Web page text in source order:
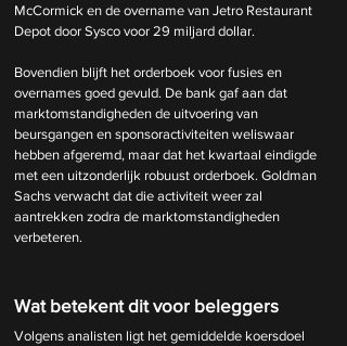
McCormick en de overname van Jetro Restaurant
Depot door Sysco voor 29 miljard dollar.
Bovendien blijft het orderboek voor fusies en
overnames goed gevuld. De bank gaf aan dat
marktomstandigheden de uitvoering van
beursgangen en sponsoractiviteiten weliswaar
hebben afgeremd, maar dat het kwartaal eindigde
met een uitzonderlijk robuust orderboek. Goldman
Sachs verwacht dat die activiteit weer zal
aantrekken zodra de marktomstandigheden
verbeteren.
Wat betekent dit voor beleggers
Volgens analisten ligt het gemiddelde koersdoel